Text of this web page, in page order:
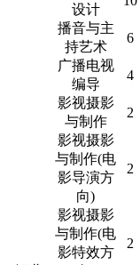
设计
播音与主
持艺术
6
广播电视
编导
4
影视摄影
与制作
2
影视摄影
与制作(电
影导演方
向)
2
影视摄影
与制作(电
影特效方
2